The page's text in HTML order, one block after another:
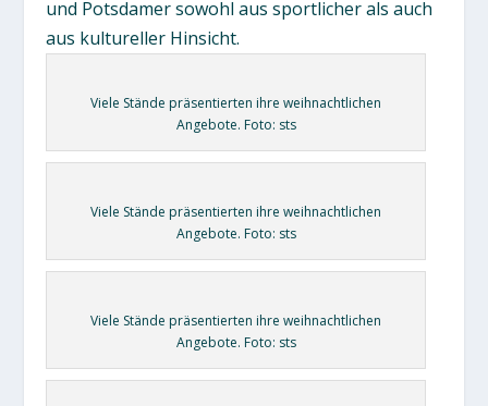
und Potsdamer sowohl aus sportlicher als auch
aus kultureller Hinsicht.
Viele Stände präsentierten ihre weihnachtlichen
Angebote. Foto: sts
Viele Stände präsentierten ihre weihnachtlichen
Angebote. Foto: sts
Viele Stände präsentierten ihre weihnachtlichen
Angebote. Foto: sts